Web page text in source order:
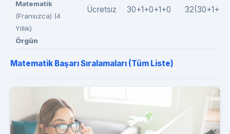
Matematik
(Fransızca) (4
Yıllık)
Örgün
Ücretsiz 30+1+0+1+0
Matematik Başarı Sıralamaları (Tüm Liste)